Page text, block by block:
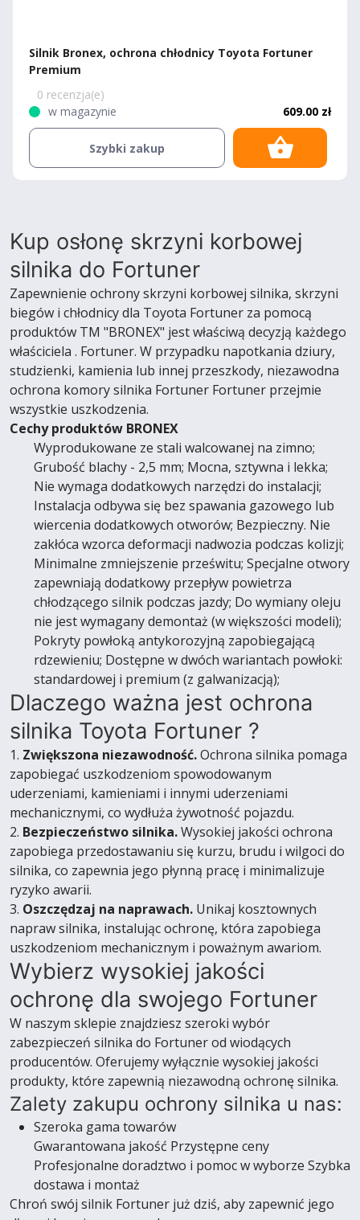
Silnik Bronex, ochrona chłodnicy Toyota Fortuner
Premium
0 recenzja(e)
w magazynie
609.00 zł
Szybki zakup
Kup osłonę skrzyni korbowej
silnika do Fortuner
Zapewnienie ochrony skrzyni korbowej silnika, skrzyni
biegów i chłodnicy dla Toyota Fortuner za pomocą
produktów TM "BRONEX" jest właściwą decyzją każdego
właściciela . Fortuner. W przypadku napotkania dziury,
studzienki, kamienia lub innej przeszkody, niezawodna
ochrona komory silnika Fortuner Fortuner przejmie
wszystkie uszkodzenia.
Cechy produktów BRONEX
Wyprodukowane ze stali walcowanej na zimno;
Grubość blachy - 2,5 mm; Mocna, sztywna i lekka;
Nie wymaga dodatkowych narzędzi do instalacji;
Instalacja odbywa się bez spawania gazowego lub
wiercenia dodatkowych otworów; Bezpieczny. Nie
zakłóca wzorca deformacji nadwozia podczas kolizji;
Minimalne zmniejszenie prześwitu; Specjalne otwory
zapewniają dodatkowy przepływ powietrza
chłodzącego silnik podczas jazdy; Do wymiany oleju
nie jest wymagany demontaż (w większości modeli);
Pokryty powłoką antykorozyjną zapobiegającą
rdzewieniu; Dostępne w dwóch wariantach powłoki:
standardowej i premium (z galwanizacją);
Dlaczego ważna jest ochrona
silnika Toyota Fortuner ?
1. Zwiększona niezawodność.Ochrona silnika pomaga
zapobiegać uszkodzeniom spowodowanym
uderzeniami, kamieniami i innymi uderzeniami
mechanicznymi, co wydłuża żywotność pojazdu.
2. Bezpieczeństwo silnika.Wysokiej jakości ochrona
zapobiega przedostawaniu się kurzu, brudu i wilgoci do
silnika, co zapewnia jego płynną pracę i minimalizuje
ryzyko awarii.
3. Oszczędzaj na naprawach. Unikaj kosztownych
napraw silnika, instalując ochronę, która zapobiega
uszkodzeniom mechanicznym i poważnym awariom.
Wybierz wysokiej jakości
ochronę dla swojego Fortuner
W naszym sklepie znajdziesz szeroki wybór
zabezpieczeń silnika do Fortuner od wiodących
producentów. Oferujemy wyłącznie wysokiej jakości
produkty, które zapewnią niezawodną ochronę silnika.
Zalety zakupu ochrony silnika u nas:
Szeroka gama towarów
Gwarantowana jakość Przystępne ceny
Profesjonalne doradztwo i pomoc w wyborze Szybka
dostawa i montaż
Chroń swój silnik Fortuner już dziś, aby zapewnić jego